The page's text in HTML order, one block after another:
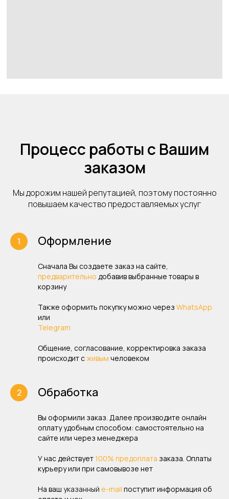
Процесс работы с Вашим
заказом
Мы дорожим нашей репутацией, поэтому постоянно
повышаем качество предоставляемых услуг
Оформление
Сначала Вы создаете заказ на сайте,
предварительно добавив выбранные товары в
корзину
Также оформить покупку можно через WhatsApp
или
Telegram
Общение, согласование, корректировка заказа
происходит сживым человеком
Обработка
Вы оформили заказ. Далее производите онлайн
оплату удобным способом: самостоятельно на
сайте или через менеджера
У нас действует100% предоплата заказа. Оплаты
курьеру или при самовывозе нет
На ваш указанный e-mail поступит информация об